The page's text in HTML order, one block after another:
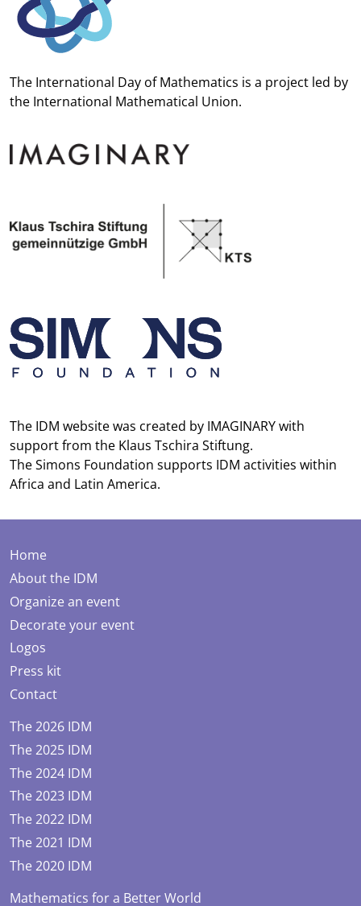
The International Day of Mathematics is a project led by
the International Mathematical Union.
The IDM website was created by IMAGINARYwith
support from the Klaus Tschira Stiftung.
TheSimons Foundation supports IDM activities within
Africa and Latin America.
Home
About the IDM
Organize an event
Decorate your event
Logos
Press kit
Contact
The 2026 IDM
The 2025 IDM
The 2024 IDM
The 2023 IDM
The 2022 IDM
The 2021 IDM
The 2020 IDM
Mathematics for a Better World